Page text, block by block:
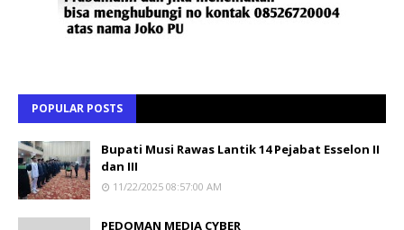
POPULAR POSTS
Bupati Musi Rawas Lantik 14 Pejabat Esselon II
dan III
11/22/2025 08:57:00 AM
PEDOMAN MEDIA CYBER